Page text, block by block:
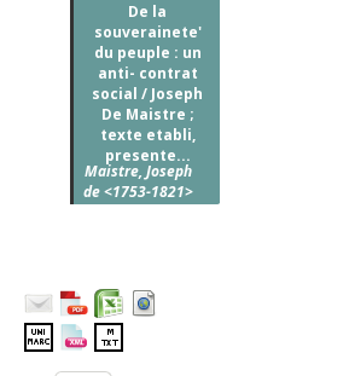
De la
souverainete'
du peuple : un
anti- contrat
social / Joseph
De Maistre ;
texte etabli,
presente...
Maistre, Joseph
de <1753-1821>